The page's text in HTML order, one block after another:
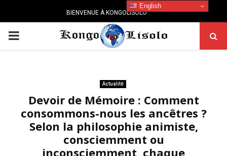
BIENVENUE À KONGOLISOLO
PRIMARY
Actualité
Devoir de Mémoire : Comment
consommons-nous les ancêtres ?
Selon la philosophie animiste,
consciemment ou
inconsciemment, chaque
English